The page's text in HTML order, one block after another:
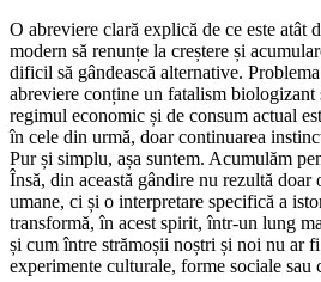
O abreviere clară explică de ce este atât
modern să renunțe la creștere și
dificil să gândească alternative. Problema
abreviere conține un fatalism biologizant
regimul economic și de consum actual
în cele din urmă, doar continuarea
Pur și simplu, așa suntem. Acumulăm
Însă, din această gândire nu rezultă
umane, ci și o interpretare specifică a
transformă, în acest spirit, într-un lung
și cum între strămoșii noștri și noi nu ar
experimente culturale, forme sociale sau